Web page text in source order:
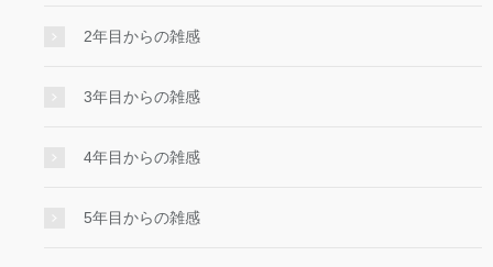
2年目からの雑感
3年目からの雑感
4年目からの雑感
5年目からの雑感